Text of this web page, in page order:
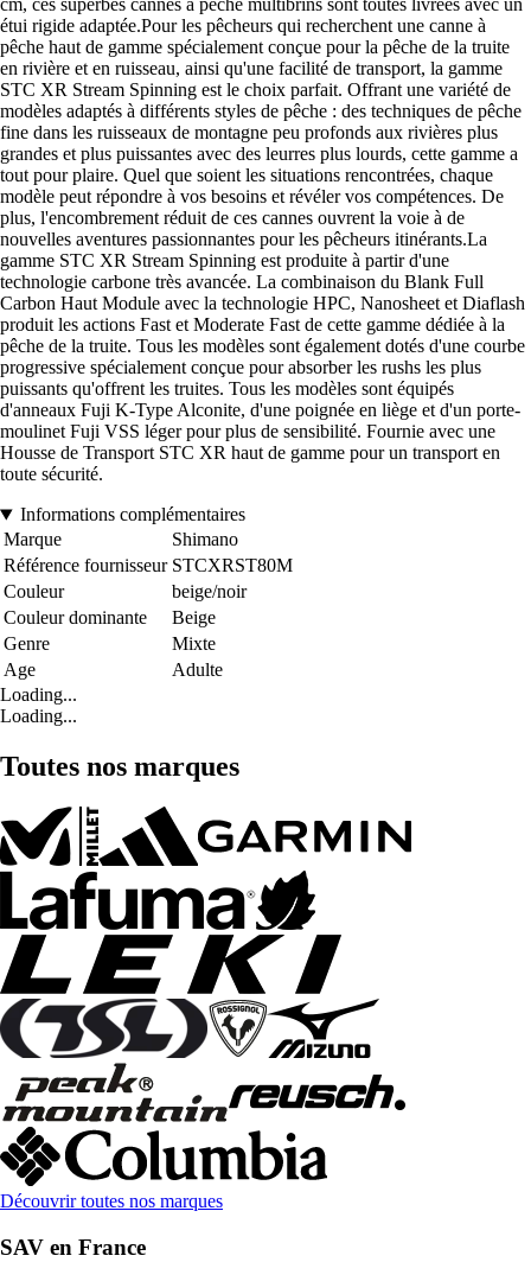
cm, ces superbes cannes à pêche multibrins sont toutes livrées avec un
étui rigide adaptée.Pour les pêcheurs qui recherchent une canne à
pêche haut de gamme spécialement conçue pour la pêche de la truite
en rivière et en ruisseau, ainsi qu'une facilité de transport, la gamme
STC XR Stream Spinning est le choix parfait. Offrant une variété de
modèles adaptés à différents styles de pêche : des techniques de pêche
fine dans les ruisseaux de montagne peu profonds aux rivières plus
grandes et plus puissantes avec des leurres plus lourds, cette gamme a
tout pour plaire. Quel que soient les situations rencontrées, chaque
modèle peut répondre à vos besoins et révéler vos compétences. De
plus, l'encombrement réduit de ces cannes ouvrent la voie à de
nouvelles aventures passionnantes pour les pêcheurs itinérants.La
gamme STC XR Stream Spinning est produite à partir d'une
technologie carbone très avancée. La combinaison du Blank Full
Carbon Haut Module avec la technologie HPC, Nanosheet et Diaflash
produit les actions Fast et Moderate Fast de cette gamme dédiée à la
pêche de la truite. Tous les modèles sont également dotés d'une courbe
progressive spécialement conçue pour absorber les rushs les plus
puissants qu'offrent les truites. Tous les modèles sont équipés
d'anneaux Fuji K-Type Alconite, d'une poignée en liège et d'un porte-
moulinet Fuji VSS léger pour plus de sensibilité. Fournie avec une
Housse de Transport STC XR haut de gamme pour un transport en
toute sécurité.
Informations complémentaires
Marque
Shimano
Référence fournisseur STCXRST80M
Couleur
beige/noir
Couleur dominante
Beige
Genre
Mixte
Age
Adulte
Loading...
Loading...
Toutes nos marques
Découvrir toutes nos marques
SAV en France